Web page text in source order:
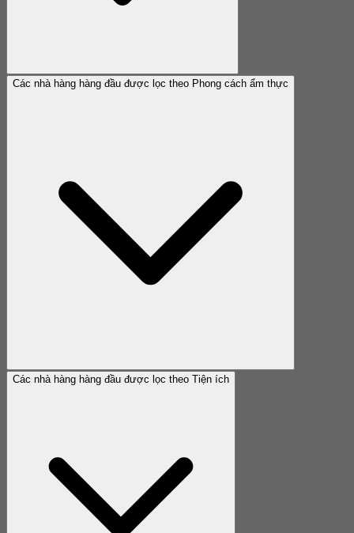
Các nhà hàng hàng đầu được lọc theo Phong cách ẩm thực
Các nhà hàng hàng đầu được lọc theo Tiện ích